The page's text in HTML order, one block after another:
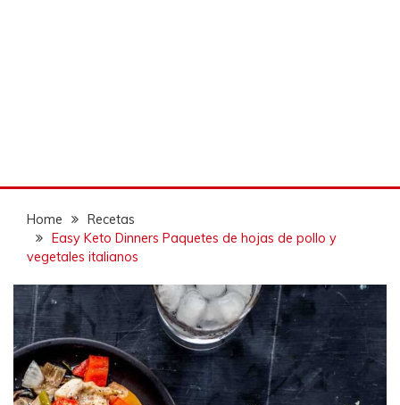
Home
Recetas
Easy Keto Dinners Paquetes de hojas de pollo y
vegetales italianos